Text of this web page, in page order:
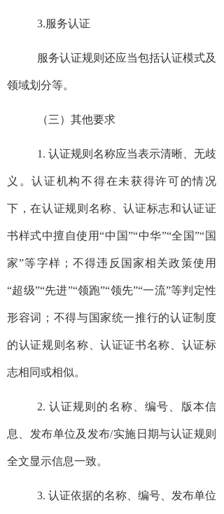
3.服务认证
服务认证规则还应当包括认证模式及
领域划分等。
（三）其他要求
1. 认证规则名称应当表示清晰、无歧
义。认证机构不得在未获得许可的情况
下，在认证规则名称、认证标志和认证证
书样式中擅自使用“中国”“中华”“全国”“国
家”等字样；不得违反国家相关政策使用
“超级”“先进”“领跑”“领先”“一流”等判定性
形容词；不得与国家统一推行的认证制度
的认证规则名称、认证证书名称、认证标
志相同或相似。
2. 认证规则的名称、编号、版本信
息、发布单位及发布/实施日期与认证规则
全文显示信息一致。
3. 认证依据的名称、编号、发布单位